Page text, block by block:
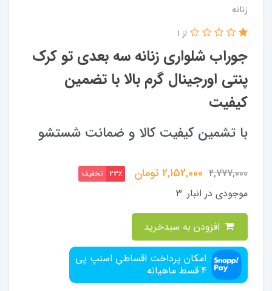
زنانه
جوراب شلواری زنانه سه بعدی تو کرک
پنتی اورجینال گرم بالا با تضمین
کیفیت
از 1
با تشمین کیفیت کالا و ضمانت شستشو
2,777,000
2,152,000تومان 23٪ تخفیف
موجودی در انبار: 3
امکان پرداخت اقساطیِ اسنپ پی
۴ قسط ماهیانه